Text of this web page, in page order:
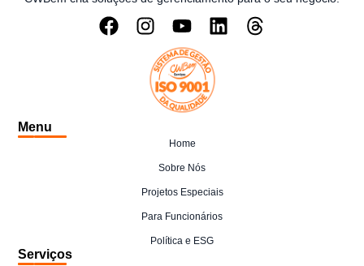
Menu
Home
Sobre Nós
Projetos Especiais
Para Funcionários
Política e ESG
Serviços